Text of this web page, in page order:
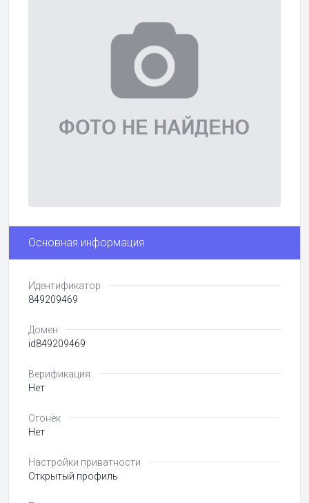
Основная информация
Идентификатор
849209469
Домен
id849209469
Верификация
Нет
Огонёк
Нет
Настройки приватности
Открытый профиль